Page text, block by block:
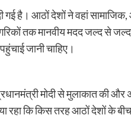
गई है। आठों देशों ने वहां सामाजिक,
तक मानवीय मदद जल्द से
जानी चाहिए।
मोदी से मुलाकात की और
रहा कि किस तरह आठों देशों के